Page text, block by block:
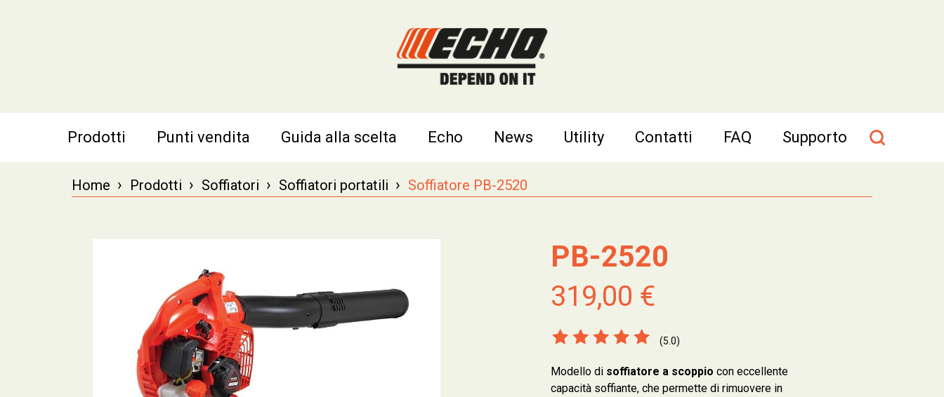
Prodotti Punti vendita Guida alla scelta Echo News Utility Contatti FAQ Supporto
Home › Prodotti › Soffiatori › Soffiatori portatili › Soffiatore PB-2520
PB-2520
319,00 €
(5.0)
Modello di soffiatore a scoppio con eccellente
capacità soffiante, che permette di rimuovere in